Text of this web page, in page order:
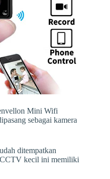
Mini Wifi
sebagai kamera
ditempatkan
kecil ini memiliki